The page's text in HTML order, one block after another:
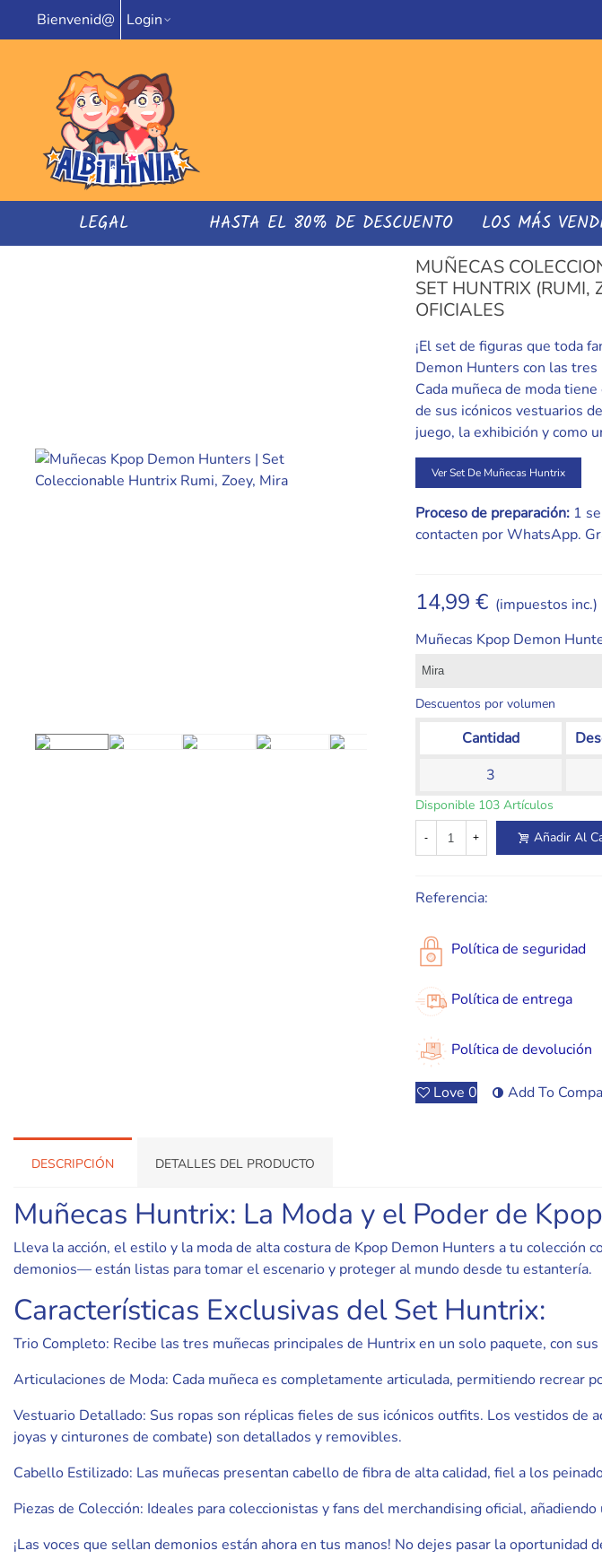
Bienvenid@ Login
LEGAL HASTA EL 80% DE DESCUENTO LOS MÁS
MUÑECAS
SET HUNTRIX (RUMI,
OFICIALES
¡El set de figuras que toda
Demon Hunters con las
Cada muñeca de moda
de sus icónicos vestuarios
juego, la exhibición y como
Ver Set De Muñecas Huntrix
Proceso de preparación:1
contacten por WhatsApp.
14,99 € (impuestos inc.)
Muñecas Kpop Demon
Descuentos por volumen
Cantidad
3
Disponible 103 Artículos
- + Añadir Al
Referencia:
Política de seguridad
Política de entrega
Política de devolución
Love 0 Add To
DESCRIPCIÓN DETALLES DEL PRODUCTO
Muñecas Huntrix: La Moda y el Poder de
Lleva la acción, el estilo y la moda de alta costura de Kpop Demon Hunters a tu
demonios— están listas para tomar el escenario y proteger al mundo desde tu estantería.
Características Exclusivas del Set Huntrix:
Trio Completo: Recibe las tres muñecas principales de Huntrix en un solo paquete, con
Articulaciones de Moda: Cada muñeca es completamente articulada, permitiendo recrear
Vestuario Detallado: Sus ropas son réplicas fieles de sus icónicos outfits. Los vestidos de
joyas y cinturones de combate) son detallados y removibles.
Cabello Estilizado: Las muñecas presentan cabello de fibra de alta calidad, fiel a los
Piezas de Colección: Ideales para coleccionistas y fans del merchandising oficial,
¡Las voces que sellan demonios están ahora en tus manos! No dejes pasar la